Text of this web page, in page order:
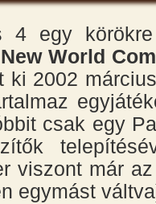
4 egy
New World
ki 2002
csak egy
viszont már
egymást